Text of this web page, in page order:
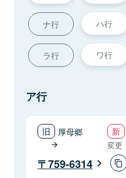
ナ行 ハ行
ラ行 ワ行
ア行
厚母郷
変更
759-6314